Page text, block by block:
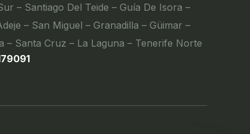
– Santiago Del Teide – Guía De Isora –
– San Miguel – Granadilla – Güimar –
– Santa Cruz – La Laguna – Tenerife Norte